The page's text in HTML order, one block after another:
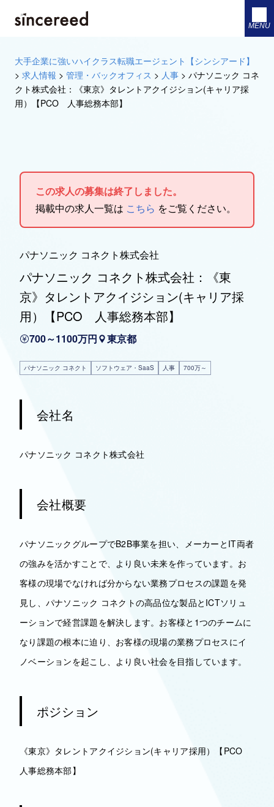
MENU
大手企業に強いハイクラス転職エージェント【シンシアード】
> 求人情報 > 管理・バックオフィス > 人事 > パナソニック コネ
クト株式会社：《東京》タレントアクイジション(キャリア採
用）【PCO 人事総務本部】
この求人の募集は終了しました。
掲載中の求人一覧は こちら をご覧ください。
パナソニック コネクト株式会社
パナソニック コネクト株式会社：《東
京》タレントアクイジション(キャリア採
用）【PCO 人事総務本部】
700～1100万円 東京都
パナソニック コネクト ソフトウェア・SaaS 人事 700万～
会社名
パナソニック コネクト株式会社
会社概要
パナソニックグループでB2B事業を担い、メーカーとIT両者
の強みを活かすことで、より良い未来を作っています。お
客様の現場でなければ分からない業務プロセスの課題を発
見し、パナソニック コネクトの高品位な製品とICTソリュ
ーションで経営課題を解決します。お客様と1つのチームに
なり課題の根本に迫り、お客様の現場の業務プロセスにイ
ノベーションを起こし、より良い社会を目指しています。
ポジション
《東京》タレントアクイジション(キャリア採用）【PCO
人事総務本部】